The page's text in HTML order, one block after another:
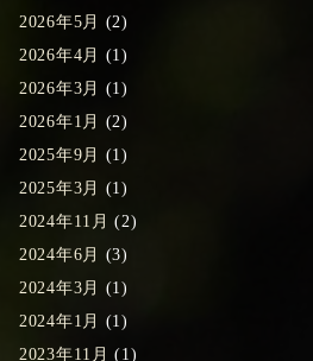
2026年5月
(2)
2026年4月
(1)
2026年3月
(1)
2026年1月
(2)
2025年9月
(1)
2025年3月
(1)
2024年11月 (2)
2024年6月
(3)
2024年3月
(1)
2024年1月
(1)
2023年11月 (1)